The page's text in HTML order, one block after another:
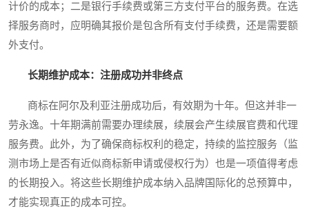
计价的成本；二是银行手续费或第三方支付平台的服务费。在选
择服务商时，应明确其报价是包含所有支付手续费，还是需要额
外支付。
长期维护成本：注册成功并非终点
商标在阿尔及利亚注册成功后，有效期为十年。但这并非一
劳永逸。十年期满前需要办理续展，续展会产生续展官费和代理
服务费。此外，为了确保商标权利的稳定，持续的监控服务（监
测市场上是否有近似商标新申请或侵权行为）也是一项值得考虑
的长期投入。将这些长期维护成本纳入品牌国际化的总预算中，
才能实现真正的成本可控。